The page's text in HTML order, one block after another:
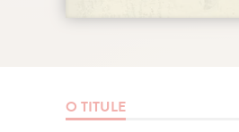
O TITULE